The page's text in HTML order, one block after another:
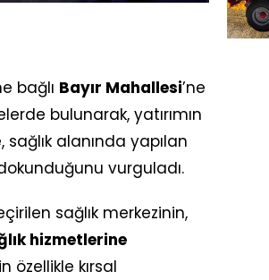
bağlı Bayır Mahallesi’ne
bulunarak, yatırımın
sağlık alanında yapılan
vurguladı.
sağlık merkezinin,
hizmetlerine
özellikle kırsal